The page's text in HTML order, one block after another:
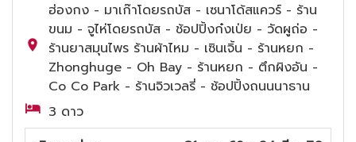
ฮ่องกง - มาเก๊าโดยรถบัส - เซนาโด้สแควร์ - ร้าน
ขนม - จูไห่โดยรถบัส - ช้อปปิ้งก๋งเป่ย - วัดผูถ่อ -
ร้านยาสมุนไพร ร้านผ้าไหม - เซินเจิ้น - ร้านหยก -
Zhonghuge - Oh Bay - ร้านหยก - ตึกผิงอัน -
Co Co Park - ร้านจิวเวลรี่ - ช้อปปิ้งถนนนาธาน
3 ดาว